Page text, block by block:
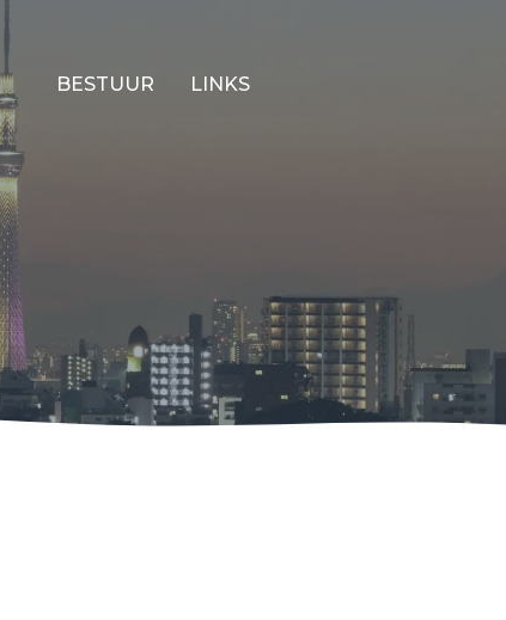
BESTUUR LINKS